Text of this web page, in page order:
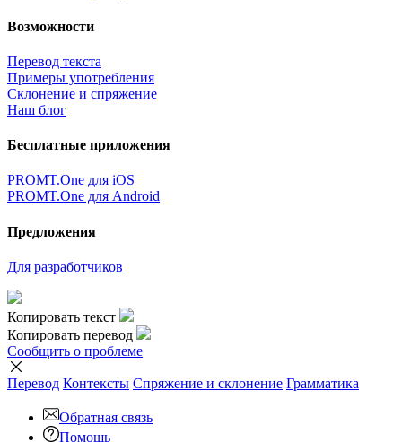
Возможности
Перевод текста
Примеры употребления
Склонение и спряжение
Наш блог
Бесплатные приложения
PROMT.One для iOS
PROMT.One для Android
Предложения
Для разработчиков
Копировать текст
Копировать перевод
Сообщить о проблеме
Перевод Контексты Спряжение и склонение Грамматика
Обратная связь
Помощь